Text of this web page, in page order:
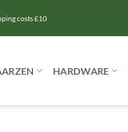
costs £10
HARDWARE